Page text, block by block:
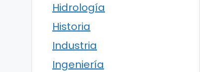
Hidrología
Historia
Industria
Ingeniería